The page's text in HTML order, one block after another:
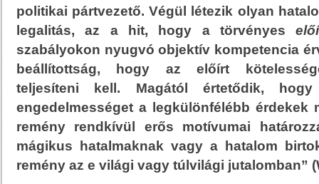
politikai pártvezető. Végül létezik olyan
legalitás, az a hit, hogy a törvényes
szabályokon nyugvó objektív kompetencia
beállítottság, hogy az előírt
teljesíteni kell. Magától értetődik,
engedelmességet a legkülönfélébb érdekek
remény rendkívül erős motívumai
mágikus hatalmaknak vagy a hatalom
remény az e világi vagy túlvilági jutalomban”